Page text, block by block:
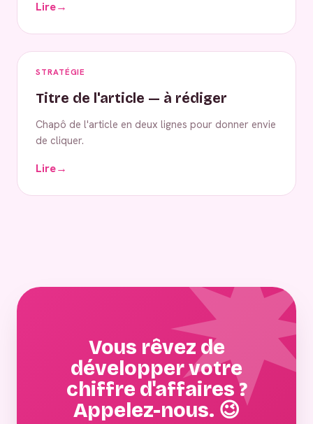
Lire→
STRATÉGIE
Titre de l'article — à rédiger
Chapô de l'article en deux lignes pour donner envie
de cliquer.
Lire→
Vous rêvez de
développer votre
chiffre d'affaires ?
Appelez-nous. 😉